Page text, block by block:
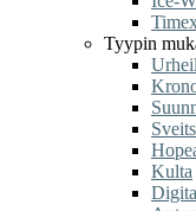
Tyypin
Kulta